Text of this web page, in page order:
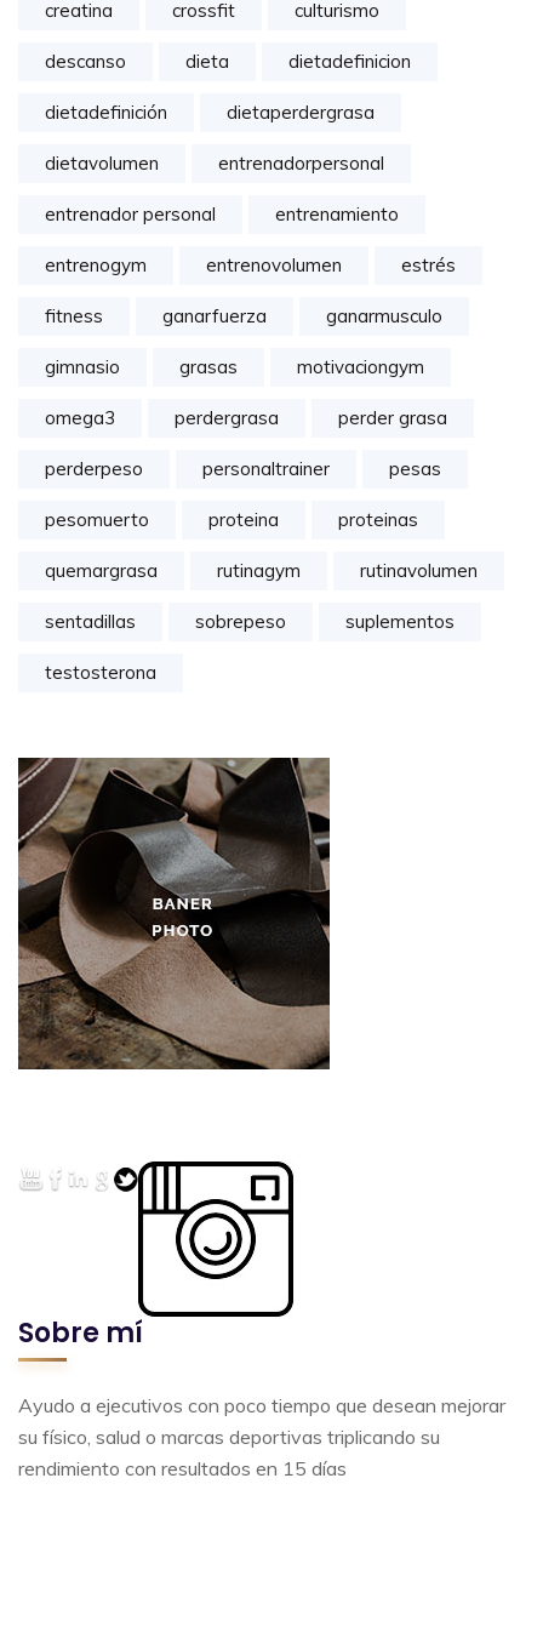
creatina crossfit culturismo
descanso dieta dietadefinicion
dietadefinición dietaperdergrasa
dietavolumen entrenadorpersonal
entrenador personal entrenamiento
entrenogym entrenovolumen estrés
fitness ganarfuerza ganarmusculo
gimnasio grasas motivaciongym
omega3 perdergrasa perder grasa
perderpeso personaltrainer pesas
pesomuerto proteina proteinas
quemargrasa rutinagym rutinavolumen
sentadillas sobrepeso suplementos
testosterona
Sobre mí
Ayudo a ejecutivos con poco tiempo que desean mejorar
su físico, salud o marcas deportivas triplicando su
rendimiento con resultados en 15 días